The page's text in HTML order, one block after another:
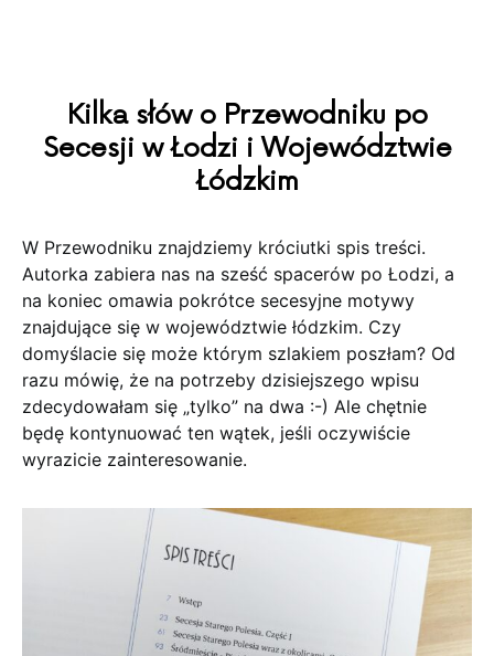
Kilka słów o Przewodniku po
Secesji w Łodzi i Województwie
Łódzkim
W Przewodniku znajdziemy króciutki spis treści.
Autorka zabiera nas na sześć spacerów po Łodzi, a
na koniec omawia pokrótce secesyjne motywy
znajdujące się w województwie łódzkim. Czy
domyślacie się może którym szlakiem poszłam? Od
razu mówię, że na potrzeby dzisiejszego wpisu
zdecydowałam się „tylko” na dwa :-) Ale chętnie
będę kontynuować ten wątek, jeśli oczywiście
wyrazicie zainteresowanie.